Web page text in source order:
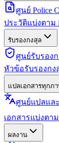
ศูนย์ Police
ประวัติแบ่งตาม
รับรองกงสุล
ศูนย์รับรอง
หัวข้อรับรองกง
แปลเอกสารทุกภ
ศูนย์แปลแล
เอกสารแบ่งตาม
ผลงาน